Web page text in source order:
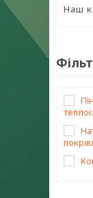
Наш